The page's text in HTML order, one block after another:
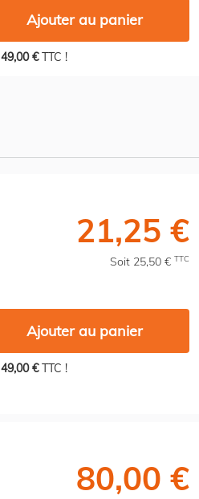
Ajouter au panier
49,00 €TTC !
21,25 €
Soit 25,50 € TTC
Ajouter au panier
49,00 €TTC !
80,00 €